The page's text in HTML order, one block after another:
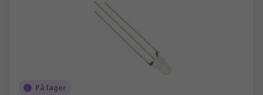
På lager